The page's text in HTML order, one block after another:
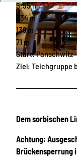
© OHTL e.V., Das
5:55 h
234 m
139 m
71 m
Start:
Ziel: Teichgruppe
Dem sorbischen
Achtung:
Brückensperrung